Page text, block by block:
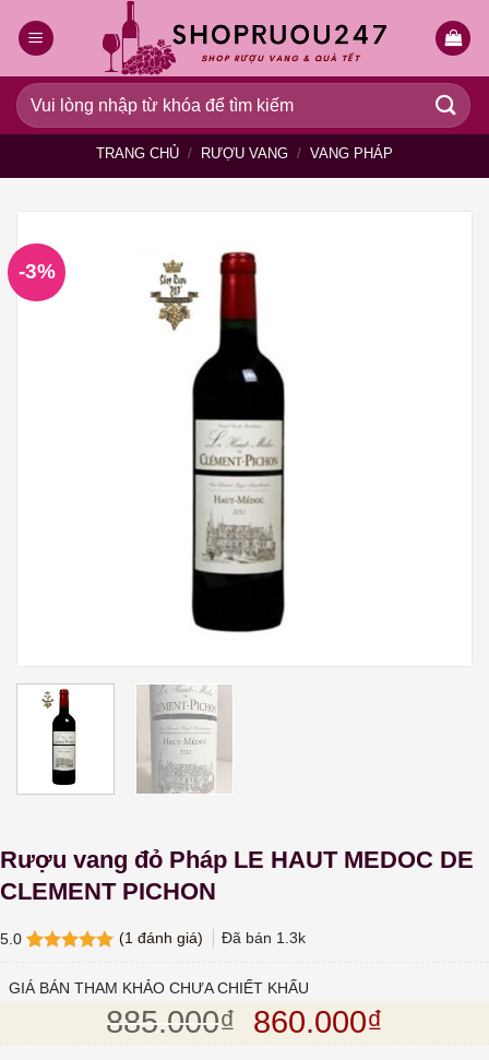
qua
dung
Tìm
kiếm:
TRANG CHỦ / RƯỢU VANG / VANG PHÁP
-3%
Rượu vang đỏ Pháp LE HAUT MEDOC DE
CLEMENT PICHON
5.0
dựa trên
(1đánh giá) Đã bán 1.3k
GIÁ BÁN THAM KHẢO CHƯA CHIẾT KHẤU
885.000₫ Giá gốc là:
860.000₫